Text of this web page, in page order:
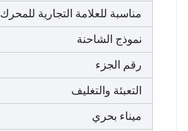
مناسبة للعلامة التجارية للمحرك
نموذج الشاحنة
رقم الجزء
التعبئة والتغليف
ميناء بحري